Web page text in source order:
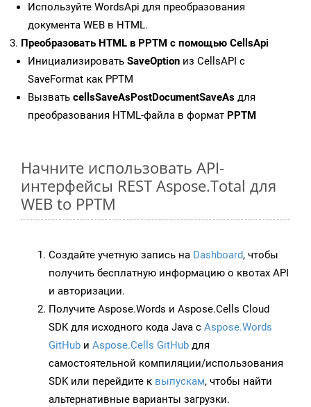
Используйте WordsApi для преобразования
документа WEB в HTML.
Преобразовать HTML в PPTM с помощью CellsApi
Инициализировать SaveOption из CellsAPI с
SaveFormat как PPTM
Вызвать cellsSaveAsPostDocumentSaveAs для
преобразования HTML-файла в формат PPTM
Начните использовать API-
интерфейсы REST Aspose.Total для
WEB to PPTM
Создайте учетную запись на Dashboard, чтобы
получить бесплатную информацию о квотах API
и авторизации.
Получите Aspose.Words и Aspose.Cells Cloud
SDK для исходного кода Java с Aspose.Words
GitHub и Aspose.Cells GitHub для
самостоятельной компиляции/использования
SDK или перейдите к выпускам, чтобы найти
альтернативные варианты загрузки.